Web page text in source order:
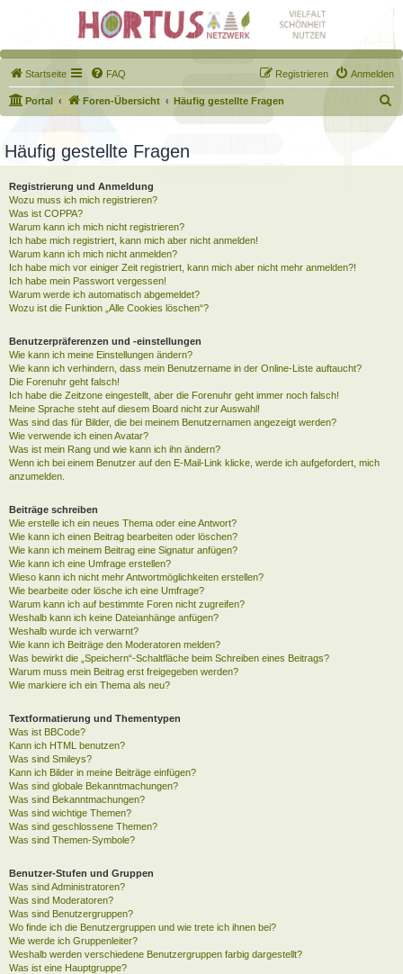
Startseite FAQ Anmelden
Registrieren
Portal Foren-Übersicht Häufig gestellte Fragen
u
h
Häufig gestellte Fragen
Registrierung und Anmeldung
Wozu muss ich mich registrieren?
Was ist COPPA?
Warum kann ich mich nicht registrieren?
Ich habe mich registriert, kann mich aber nicht anmelden!
Warum kann ich mich nicht anmelden?
Ich habe mich vor einiger Zeit registriert, kann mich aber nicht mehr anmelden?!
Ich habe mein Passwort vergessen!
Warum werde ich automatisch abgemeldet?
Wozu ist die Funktion „Alle Cookies löschen“?
Benutzerpräferenzen und -einstellungen
Wie kann ich meine Einstellungen ändern?
Wie kann ich verhindern, dass mein Benutzername in der Online-Liste auftaucht?
Die Forenuhr geht falsch!
Ich habe die Zeitzone eingestellt, aber die Forenuhr geht immer noch falsch!
Meine Sprache steht auf diesem Board nicht zur Auswahl!
Was sind das für Bilder, die bei meinem Benutzernamen angezeigt werden?
Wie verwende ich einen Avatar?
Was ist mein Rang und wie kann ich ihn ändern?
Wenn ich bei einem Benutzer auf den E-Mail-Link klicke, werde ich aufgefordert, mich
anzumelden.
Beiträge schreiben
Wie erstelle ich ein neues Thema oder eine Antwort?
Wie kann ich einen Beitrag bearbeiten oder löschen?
Wie kann ich meinem Beitrag eine Signatur anfügen?
Wie kann ich eine Umfrage erstellen?
Wieso kann ich nicht mehr Antwortmöglichkeiten erstellen?
Wie bearbeite oder lösche ich eine Umfrage?
Warum kann ich auf bestimmte Foren nicht zugreifen?
Weshalb kann ich keine Dateianhänge anfügen?
Weshalb wurde ich verwarnt?
Wie kann ich Beiträge den Moderatoren melden?
Was bewirkt die „Speichern“-Schaltfläche beim Schreiben eines Beitrags?
Warum muss mein Beitrag erst freigegeben werden?
Wie markiere ich ein Thema als neu?
Textformatierung und Thementypen
Was ist BBCode?
Kann ich HTML benutzen?
Was sind Smileys?
Kann ich Bilder in meine Beiträge einfügen?
Was sind globale Bekanntmachungen?
Was sind Bekanntmachungen?
Was sind wichtige Themen?
Was sind geschlossene Themen?
Was sind Themen-Symbole?
Benutzer-Stufen und Gruppen
Was sind Administratoren?
Was sind Moderatoren?
Was sind Benutzergruppen?
Wo finde ich die Benutzergruppen und wie trete ich ihnen bei?
Wie werde ich Gruppenleiter?
Weshalb werden verschiedene Benutzergruppen farbig dargestellt?
Was ist eine Hauptgruppe?